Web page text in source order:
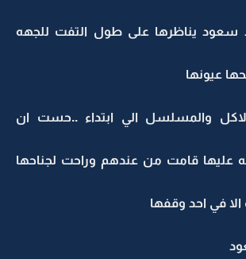
يناظرها على طول التفت للجهه
عيونها
والمسلسل الي ابتداء ..حست ان
قامت من عندهم وراحت لجناحها
في احد وقفها